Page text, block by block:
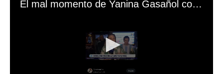
El mal momento de Yanina Gasañol con un hincha argentino en "Subrayado"